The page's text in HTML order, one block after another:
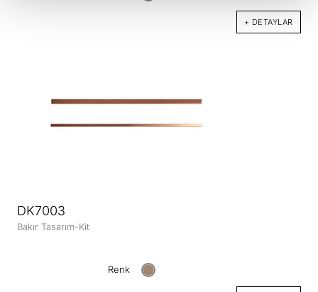
+ DETAYLAR
DK7003
Bakır Tasarım-Kit
Renk